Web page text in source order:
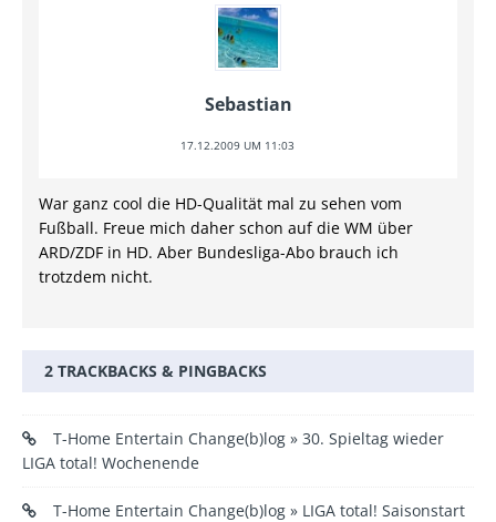
Sebastian
17.12.2009 UM 11:03
War ganz cool die HD-Qualität mal zu sehen vom
Fußball. Freue mich daher schon auf die WM über
ARD/ZDF in HD. Aber Bundesliga-Abo brauch ich
trotzdem nicht.
2 TRACKBACKS & PINGBACKS
T-Home Entertain Change(b)log » 30. Spieltag wieder
LIGA total! Wochenende
T-Home Entertain Change(b)log » LIGA total! Saisonstart